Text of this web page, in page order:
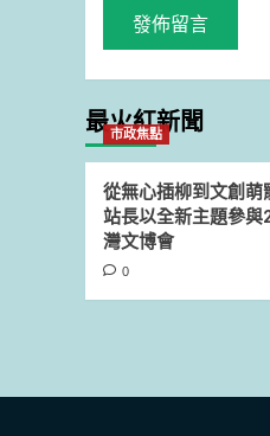
最火紅新聞
市政焦點
從無心插柳到文創萌
站長以全新主題參與
灣文博會
0